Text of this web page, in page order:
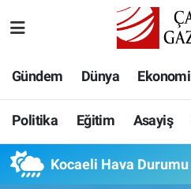
Gündem Dünya Ekonomi
Politika Eğitim Asayiş
Kocaeli Hava Durumu
Eğitim
Asayiş
Yerel
Hava Durumu
Namaz Vakitleri
Trafik Durumu